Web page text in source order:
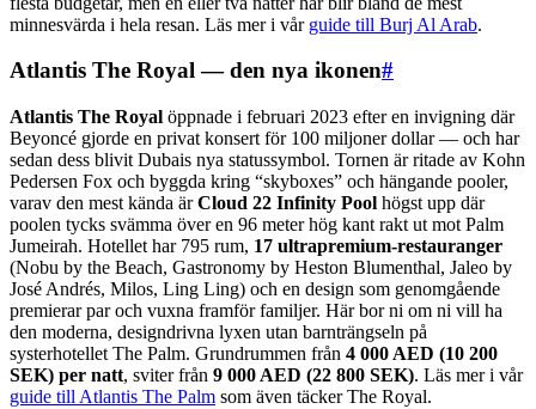
minnesvärda i hela resan. Läs mer i vår guide till Burj Al Arab.
Atlantis The Royal — den nya ikonen#
Atlantis The Royal öppnade i februari 2023 efter en invigning där
Beyoncé gjorde en privat konsert för 100 miljoner dollar — och har
sedan dess blivit Dubais nya statussymbol. Tornen är ritade av Kohn
Pedersen Fox och byggda kring “skyboxes” och hängande pooler,
varav den mest kända ärCloud 22 Infinity Pool högst upp där
poolen tycks svämma över en 96 meter hög kant rakt ut mot Palm
Jumeirah. Hotellet har 795 rum, 17 ultrapremium-restauranger
(Nobu by the Beach, Gastronomy by Heston Blumenthal, Jaleo by
José Andrés, Milos, Ling Ling) och en design som genomgående
premierar par och vuxna framför familjer. Här bor ni om ni vill ha
den moderna, designdrivna lyxen utan barnträngseln på
systerhotellet The Palm. Grundrummen från 4 000 AED (10 200
SEK) per natt, sviter från 9 000 AED (22 800 SEK). Läs mer i vår
guide till Atlantis The Palm som även täcker The Royal.